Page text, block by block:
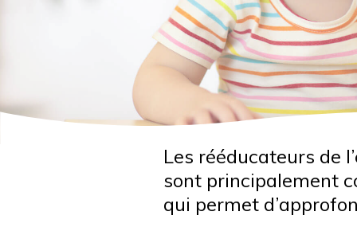
Les rééducateurs de
sont principalement
qui permet